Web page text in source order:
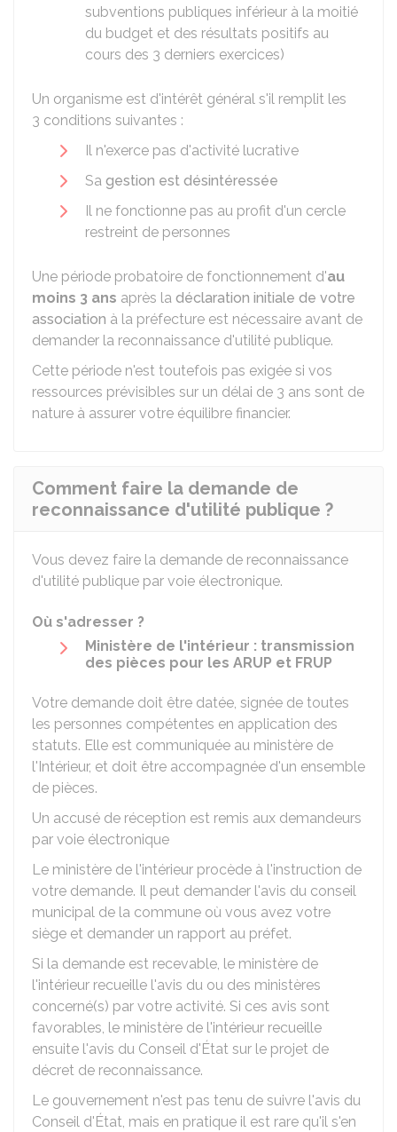
subventions publiques inférieur à la moitié
du budget et des résultats positifs au
cours des 3 derniers exercices)
Un organisme est d'intérêt général s'il remplit les
3 conditions suivantes :
Il n'exerce pas d'activité lucrative
Sa gestion est désintéressée
Il ne fonctionne pas au profit d'un cercle
restreint de personnes
Une période probatoire de fonctionnement d'au
moins 3 ans après la déclaration initiale de votre
association à la préfecture est nécessaire avant de
demander la reconnaissance d'utilité publique.
Cette période n'est toutefois pas exigée si vos
ressources prévisibles sur un délai de 3 ans sont de
nature à assurer votre équilibre financier.
Comment faire la demande de
reconnaissance d'utilité publique ?
Vous devez faire la demande de reconnaissance
d'utilité publique par voie électronique.
Où s'adresser ?
Ministère de l'intérieur : transmission
des pièces pour les ARUP et FRUP
Votre demande doit être datée, signée de toutes
les personnes compétentes en application des
statuts. Elle est communiquée au ministère de
l'Intérieur, et doit être accompagnée d'un ensemble
de pièces.
Un accusé de réception est remis aux demandeurs
par voie électronique
Le ministère de l'intérieur procède à l'instruction de
votre demande. Il peut demander l'avis du conseil
municipal de la commune où vous avez votre
siège et demander un rapport au préfet.
Si la demande est recevable, le ministère de
l'intérieur recueille l'avis du ou des ministères
concerné(s) par votre activité. Si ces avis sont
favorables, le ministère de l'intérieur recueille
ensuite l'avis du Conseil d'État sur le projet de
décret de reconnaissance.
Le gouvernement n'est pas tenu de suivre l'avis du
Conseil d'État, mais en pratique il est rare qu'il s'en